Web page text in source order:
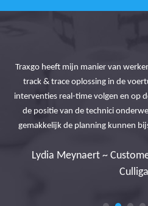
Traxgo heeft mijn manier van
track & trace oplossing in de
interventies real-time volgen en op
de positie van de technici
gemakkelijk de planning kunnen
Lydia Meynaert ~